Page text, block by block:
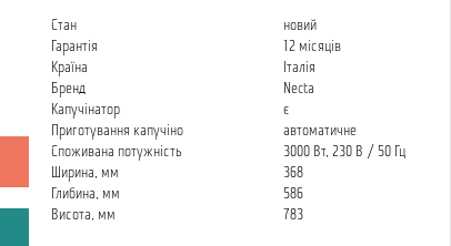
Стан
новий
Гарантія
12 місяців
Країна
Італія
Бренд
Necta
Капучінатор
є
Приготування капучіно
автоматичне
Споживана потужність
3000 Вт, 230 В / 50 Гц
Ширина, мм
368
Глибина, мм
586
Висота, мм
783